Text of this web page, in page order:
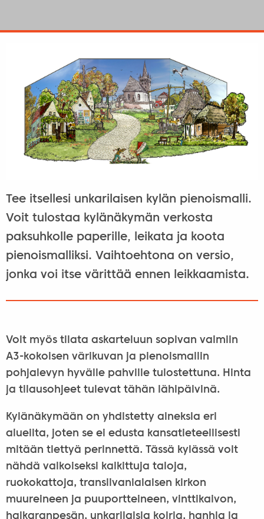
Tee itsellesi unkarilaisen kylän pienoismalli.
Voit tulostaa kylänäkymän verkosta
paksuhkolle paperille, leikata ja koota
pienoismalliksi. Vaihtoehtona on versio,
jonka voi itse värittää ennen leikkaamista.
Voit myös tilata askarteluun sopivan valmiin
A3-kokoisen värikuvan ja pienoismallin
pohjalevyn hyvälle pahville tulostettuna. Hinta
ja tilausohjeet tulevat tähän lähipäivinä.
Kylänäkymään on yhdistetty aineksia eri
alueilta, joten se ei edusta kansatieteellisesti
mitään tiettyä perinnettä. Tässä kylässä voit
nähdä valkoiseksi kalkittuja taloja,
ruokokattoja, transilvanialaisen kirkon
muureineen ja puuportteineen, vinttikaivon,
haikaranpesän, unkarilaisia koiria, hanhia ja